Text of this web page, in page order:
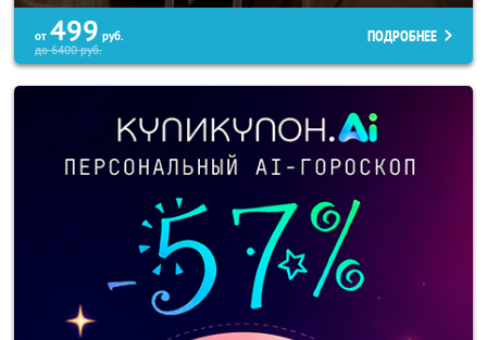
от 499 руб.
до6400руб.
ПОДРОБНЕЕ